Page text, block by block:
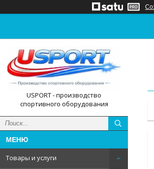
USPORT - производство
спортивного оборудования
Товары и услуги